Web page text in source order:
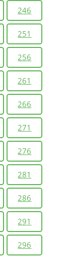
246
251
256
261
266
271
276
281
286
291
296